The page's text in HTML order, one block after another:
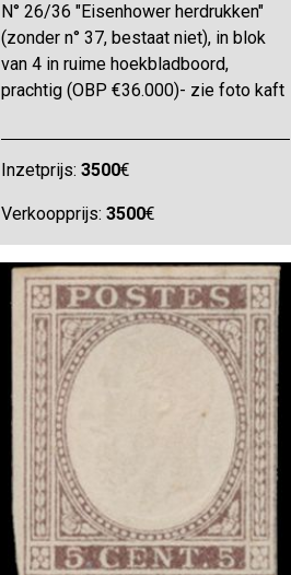
N° 26/36 "Eisenhower herdrukken"
(zonder n° 37, bestaat niet), in blok
van 4 in ruime hoekbladboord,
prachtig (OBP €36.000)- zie foto kaft
Inzetprijs:3500€
Verkoopprijs:3500€